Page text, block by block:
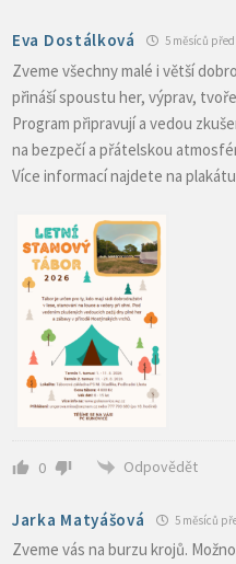
Eva Dostálková 5 měsíců před
Zveme všechny malé i větší
přináší spoustu her, výprav,
Program připravují a vedou
na bezpečí a přátelskou
Více informací najdete na
0 Odpovědět
Jarka Matyášová 5 měsíců
Zveme vás na burzu krojů.